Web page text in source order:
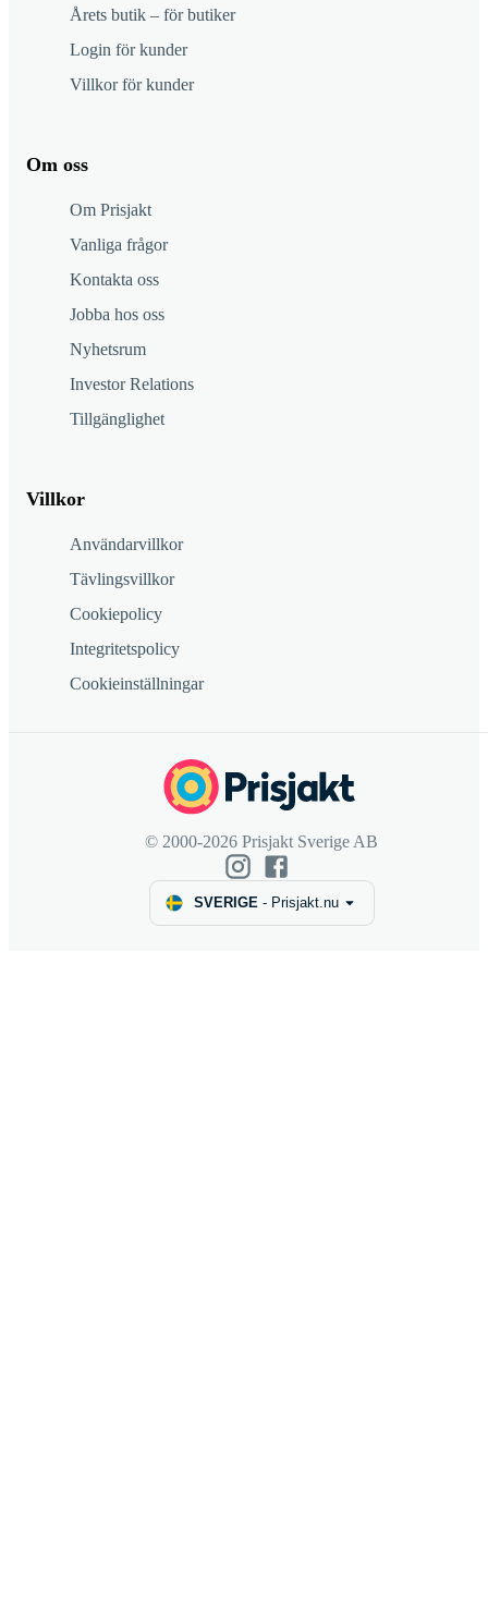
Årets butik – för butiker
Login för kunder
Villkor för kunder
Om oss
Om Prisjakt
Vanliga frågor
Kontakta oss
Jobba hos oss
Nyhetsrum
Investor Relations
Tillgänglighet
Villkor
Användarvillkor
Tävlingsvillkor
Cookiepolicy
Integritetspolicy
Cookieinställningar
© 2000-2026 Prisjakt Sverige AB
SVERIGE- Prisjakt.nu